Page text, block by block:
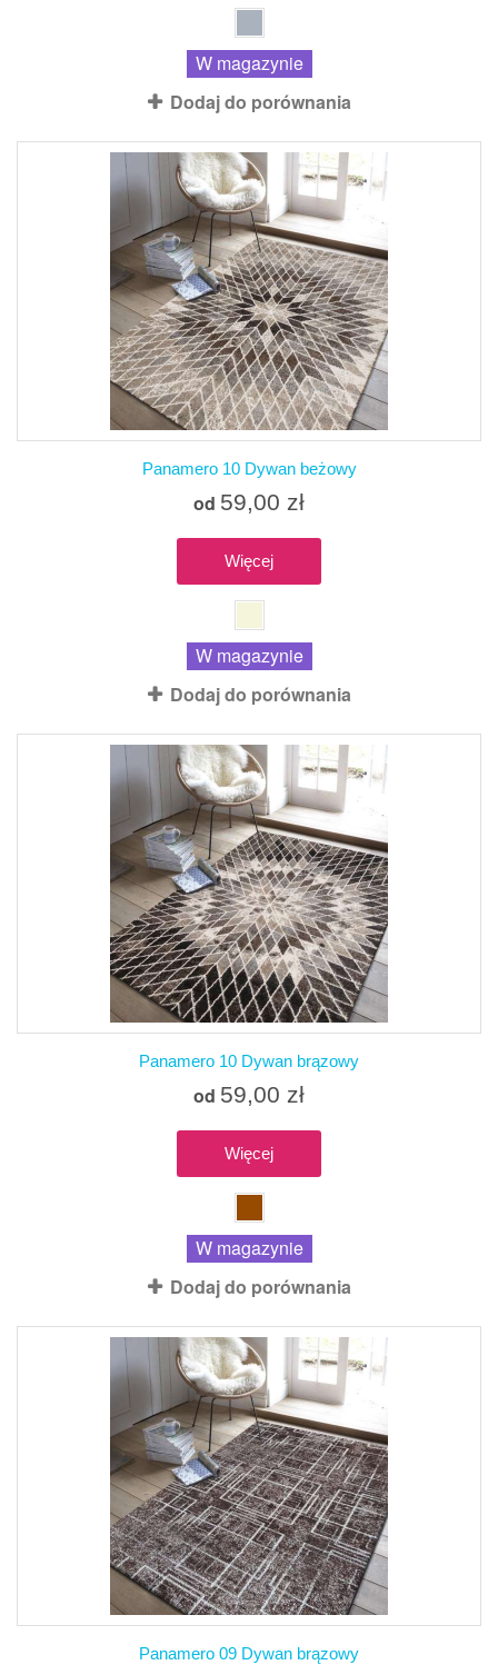
W magazynie
Dodaj do porównania
Panamero 10 Dywan beżowy
od 59,00 zł
Więcej
W magazynie
Dodaj do porównania
Panamero 10 Dywan brązowy
od 59,00 zł
Więcej
W magazynie
Dodaj do porównania
Panamero 09 Dywan brązowy